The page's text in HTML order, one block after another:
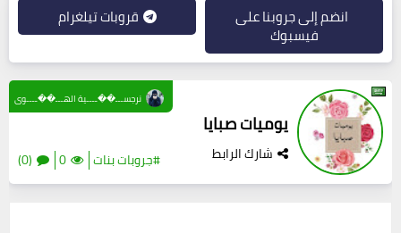
انضم إلى جروبنا على
فيسبوك
قروبات تيلغرام
يوميات صبايا
شارك الرابط #جروبات بنات 0
(0)
نرجســـ��ــــية الهـــ��ــــوى